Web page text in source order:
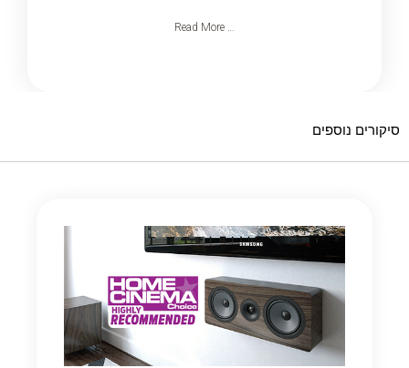
Read More …
סיקורים נוספים